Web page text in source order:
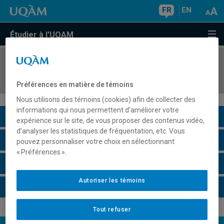
FR EN
Étudier à l'UQAM
COURS//
Description du cours
Horaire - Été 2026
Préférences en matière de témoins
Nous utilisons des témoins (cookies) afin de collecter des
informations qui nous permettent d’améliorer votre
expérience sur le site, de vous proposer des contenus vidéo,
d’analyser les statistiques de fréquentation, etc. Vous
pouvez personnaliser votre choix en sélectionnant
« Préférences ».
Tout refuser
Autoriser les témoins